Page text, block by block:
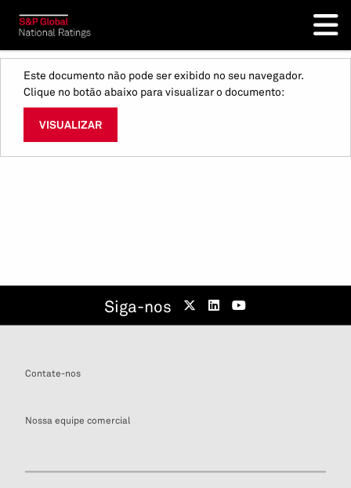
Este documento não pode ser exibido no seu navegador.
Clique no botão abaixo para visualizar o documento:
VISUALIZAR
Siga-nos
Contate-nos
Nossa equipe comercial